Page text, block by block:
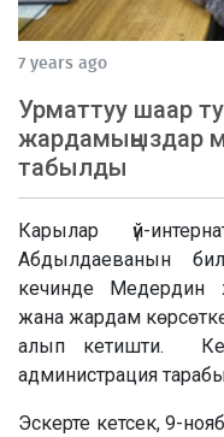
7 years ago
Урматтуу шаар
жардамыңыздар
табылды
Карылар үй-
Абдылдаеванын
кечинде Медердин
жана жардам
алып кетишти.
администрация
Эскерте кетсек, 9-